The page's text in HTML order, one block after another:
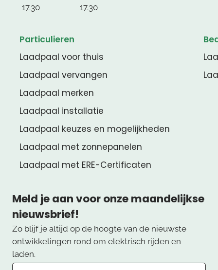
17.30
17.30
Particulieren
Laadpaal voor thuis
Laadpaal vervangen
Laadpaal merken
Laadpaal installatie
Laadpaal keuzes en mogelijkheden
Laadpaal met zonnepanelen
Laadpaal met ERE-Certificaten
Meld je aan voor onze maandelijkse
nieuwsbrief!
Zo blijf je altijd op de hoogte van de nieuwste
ontwikkelingen rond om elektrisch rijden en
laden.